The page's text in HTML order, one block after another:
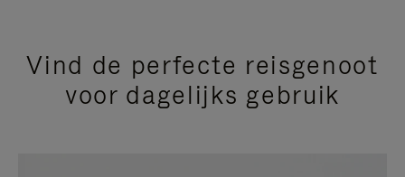
Vind de perfecte reisgenoot
voor dagelijks gebruik